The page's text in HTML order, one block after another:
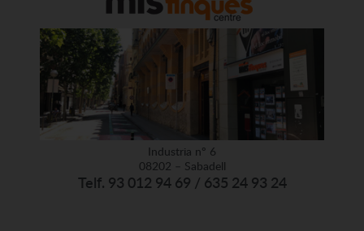
Industria nº 6
08202 – Sabadell
Telf. 93 012 94 69 / 635 24 93 24